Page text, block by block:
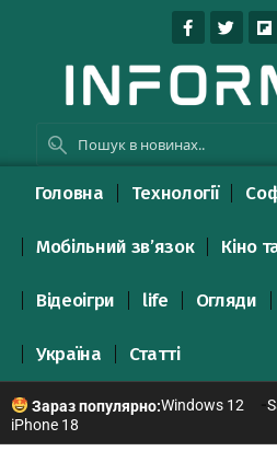
Головна Технології
Мобільний зв’язок Кіно
Відеоігри life Огляди
Україна Статті
Зараз популярно:Windows 12
iPhone 18